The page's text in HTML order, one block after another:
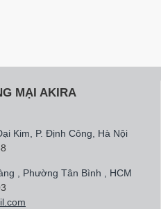
MẠI AKIRA
Kim, P. Định Công, Hà Nội
, Phường Tân Bình , HCM